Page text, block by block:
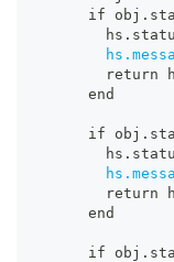
if
return
      end
if
return
      end
if